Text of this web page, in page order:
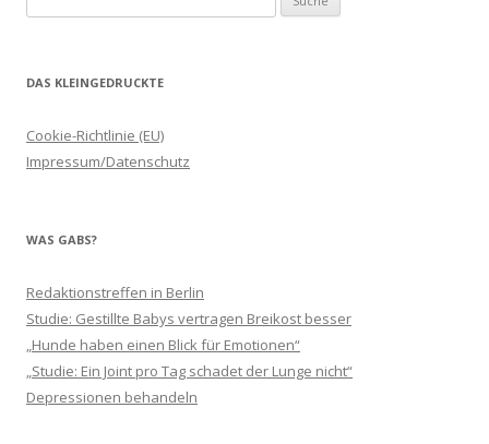
nach:
DAS KLEINGEDRUCKTE
Cookie-Richtlinie (EU)
Impressum/Datenschutz
WAS GABS?
Redaktionstreffen in Berlin
Studie: Gestillte Babys vertragen Breikost besser
„Hunde haben einen Blick für Emotionen“
„Studie: Ein Joint pro Tag schadet der Lunge nicht“
Depressionen behandeln